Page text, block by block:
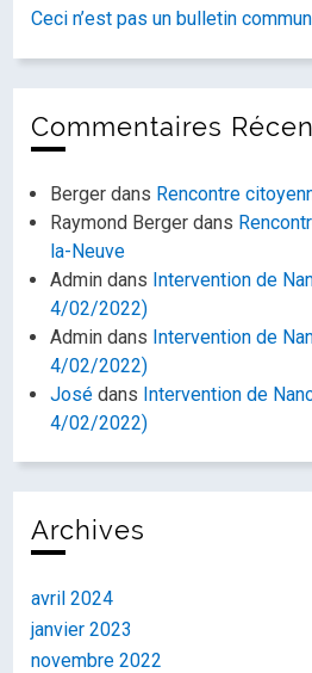
Ceci n’est pas un bulletin
Commentaires
Berger dans Rencontre
Raymond Berger dans
la-Neuve
Admin dans Intervention de
4/02/2022)
Admin dans Intervention de
4/02/2022)
José dans Intervention de
4/02/2022)
Archives
avril 2024
janvier 2023
novembre 2022